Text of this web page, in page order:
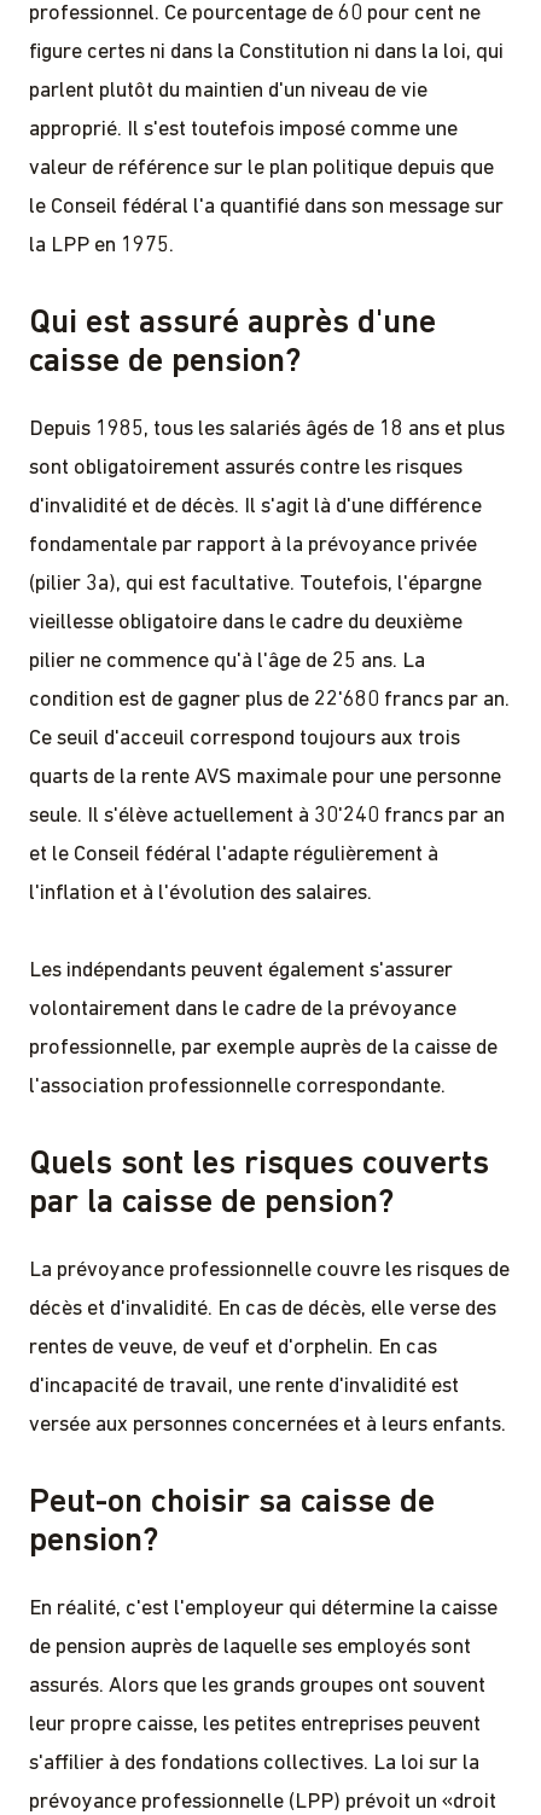
professionnel. Ce pourcentage de 60 pour cent ne
figure certes ni dans la Constitution ni dans la loi, qui
parlent plutôt du maintien d'un niveau de vie
approprié. Il s'est toutefois imposé comme une
valeur de référence sur le plan politique depuis que
le Conseil fédéral l'a quantifié dans son message sur
la LPP en 1975.
Qui est assuré auprès d'une
caisse de pension?
Depuis 1985, tous les salariés âgés de 18 ans et plus
sont obligatoirement assurés contre les risques
d'invalidité et de décès. Il s'agit là d'une différence
fondamentale par rapport à la prévoyance privée
(pilier 3a), qui est facultative. Toutefois, l'épargne
vieillesse obligatoire dans le cadre du deuxième
pilier ne commence qu'à l'âge de 25 ans. La
condition est de gagner plus de 22'680 francs par an.
Ce seuil d'acceuil correspond toujours aux trois
quarts de la rente AVS maximale pour une personne
seule. Il s'élève actuellement à 30'240 francs par an
et le Conseil fédéral l'adapte régulièrement à
l'inflation et à l'évolution des salaires.
Les indépendants peuvent également s'assurer
volontairement dans le cadre de la prévoyance
professionnelle, par exemple auprès de la caisse de
l'association professionnelle correspondante.
Quels sont les risques couverts
par la caisse de pension?
La prévoyance professionnelle couvre les risques de
décès et d'invalidité. En cas de décès, elle verse des
rentes de veuve, de veuf et d'orphelin. En cas
d'incapacité de travail, une rente d'invalidité est
versée aux personnes concernées et à leurs enfants.
Peut-on choisir sa caisse de
pension?
En réalité, c'est l'employeur qui détermine la caisse
de pension auprès de laquelle ses employés sont
assurés. Alors que les grands groupes ont souvent
leur propre caisse, les petites entreprises peuvent
s'affilier à des fondations collectives. La loi sur la
prévoyance professionnelle (LPP) prévoit un «droit